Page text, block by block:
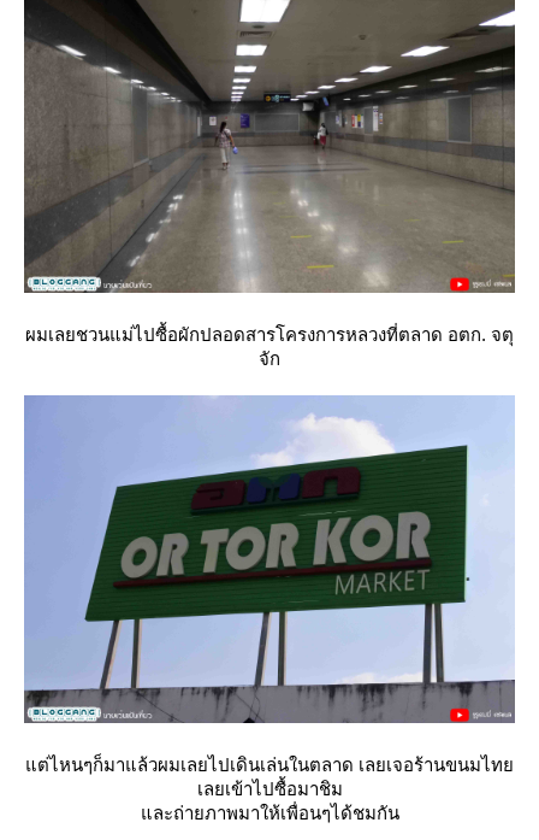
ผมเลยชวนแม่ไปซื้อผักปลอดสารโครงการหลวงที่ตลาด อตก. จตุ
จัก
ต่ไหนๆก็มาแล้วผมเลยไปเดินเล่นในตลาด เลยเจอร้านขนมไท
เลยเข้าไปซื้อมาชิม
ละถ่ายภาพมาให้เพื่อนๆได้ชมกัน